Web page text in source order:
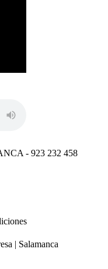
- 923 232 458
| Salamanca